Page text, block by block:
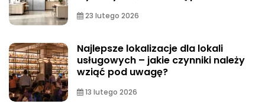
23 lutego 2026
Najlepsze lokalizacje dla lokali
usługowych – jakie czynniki należy
wziąć pod uwagę?
13 lutego 2026